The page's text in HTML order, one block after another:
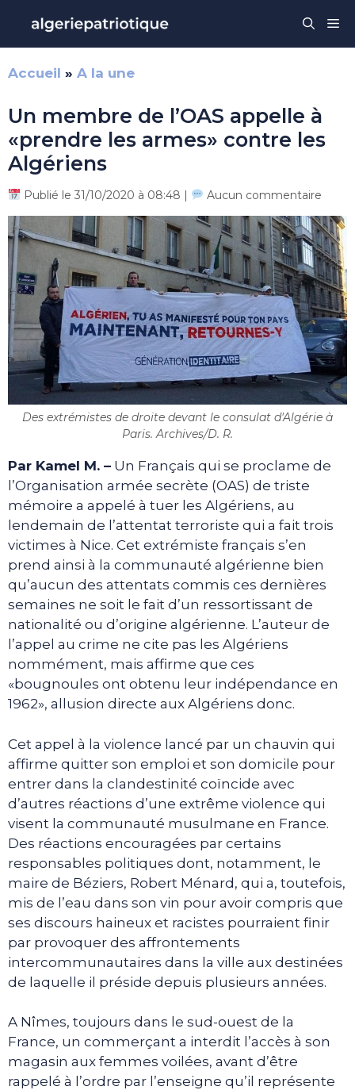
contenu
Accueil » A la une
Un membre de l’OAS appelle à
«prendre les armes» contre les
Algériens
Publié le 31/10/2020 à 08:48 | Aucun commentaire
Des extrémistes de droite devant le consulat d'Algérie à
Paris. Archives/D. R.
Par Kamel M. – Un Français qui se proclame de
l’Organisation armée secrète (OAS) de triste
mémoire a appelé à tuer les Algériens, au
lendemain de l’attentat terroriste qui a fait trois
victimes à Nice. Cet extrémiste français s’en
prend ainsi à la communauté algérienne bien
qu’aucun des attentats commis ces dernières
semaines ne soit le fait d’un ressortissant de
nationalité ou d’origine algérienne. L’auteur de
l’appel au crime ne cite pas les Algériens
nommément, mais affirme que ces
«bougnoules ont obtenu leur indépendance en
1962», allusion directe aux Algériens donc.
Cet appel à la violence lancé par un chauvin qui
affirme quitter son emploi et son domicile pour
entrer dans la clandestinité coïncide avec
d’autres réactions d’une extrême violence qui
visent la communauté musulmane en France.
Des réactions encouragées par certains
responsables politiques dont, notamment, le
maire de Béziers, Robert Ménard, qui a, toutefois,
mis de l’eau dans son vin pour avoir compris que
ses discours haineux et racistes pourraient finir
par provoquer des affrontements
intercommunautaires dans la ville aux destinées
de laquelle il préside depuis plusieurs années.
A Nîmes, toujours dans le sud-ouest de la
France, un commerçant a interdit l’accès à son
magasin aux femmes voilées, avant d’être
rappelé à l’ordre par l’enseigne qu’il représente